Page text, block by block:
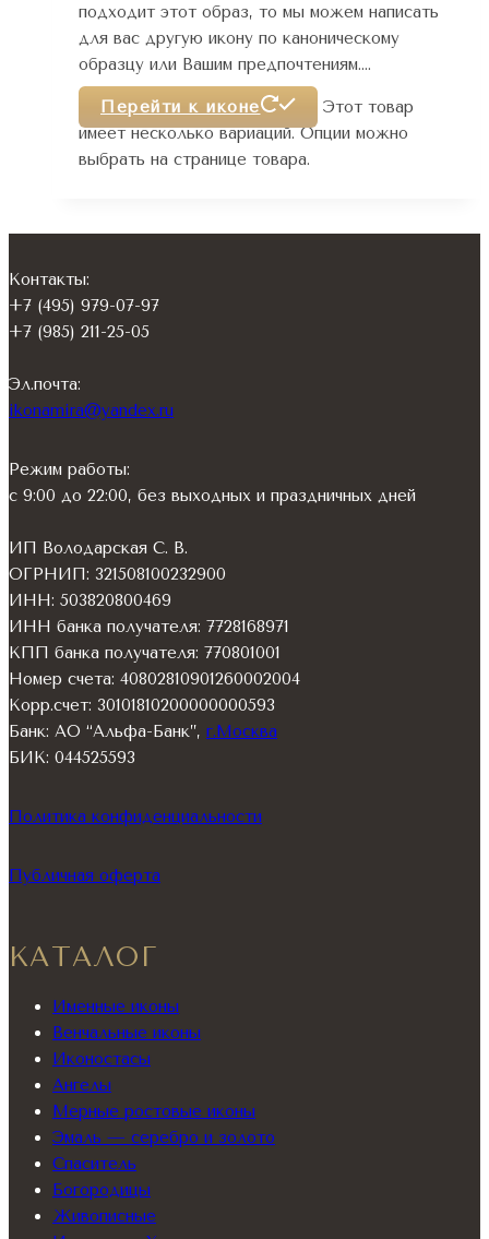
подходит этот образ, то мы можем написать
для вас другую икону по каноническому
образцу или Вашим предпочтениям….
Перейти к иконе
Этот товар
имеет несколько вариаций. Опции можно
выбрать на странице товара.
Контакты:
+7 (495) 979-07-97
+7 (985) 211-25-05
Эл.почта:
ikonamira@yandex.ru
Режим работы:
с 9:00 до 22:00, без выходных и праздничных дней
ИП Володарская С. В.
ОГРНИП: 321508100232900
ИНН: 503820800469
ИНН банка получателя: 7728168971
КПП банка получателя: 770801001
Номер счета: 40802810901260002004
Корр.счет: 30101810200000000593
Банк: АО “Альфа-Банк”, г.Москва
БИК: 044525593
Политика конфиденциальности
Публичная оферта
КАТАЛОГ
Именные иконы
Венчальные иконы
Иконостасы
Ангелы
Мерные ростовые иконы
Эмаль — серебро и золото
Спаситель
Богородицы
Живописные